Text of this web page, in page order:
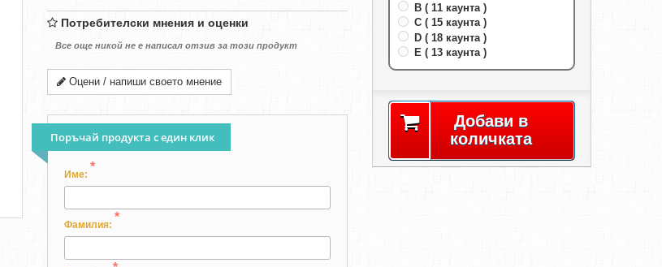
Потребителски мнения и оценки
Все още никой не е написал отзив за този продукт
Оцени / напиши своето мнение
Поръчай продукта с един клик
Име:
*
Фамилия:
*
B ( 11 каунта )
C ( 15 каунта )
D ( 18 каунта )
E ( 13 каунта )
Добави в
количката